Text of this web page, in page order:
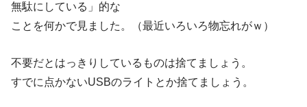
無駄にしている」的な
ことを何かで見ました。（最近いろいろ物忘れがｗ）
不要だとはっきりしているものは捨てましょう。
すでに点かないUSBのライトとか捨てましょう。